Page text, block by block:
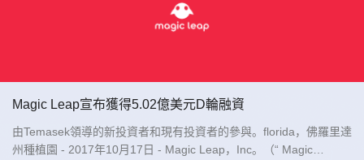
Magic Leap宣布獲得5.02億美元D輪融資
由Temasek領導的新投資者和現有投資者的參與。florida，佛羅里達
州種植園 - 2017年10月17日 - Magic Leap，Inc。（“ Magic